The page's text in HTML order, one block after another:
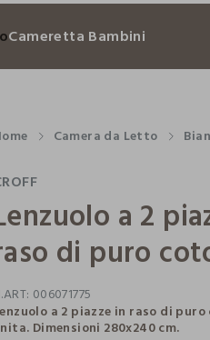
Cameretta Bambini
Camera da Letto
a 2
di puro
006071775
a 2 piazze in raso di
Dimensioni 280x240 cm.